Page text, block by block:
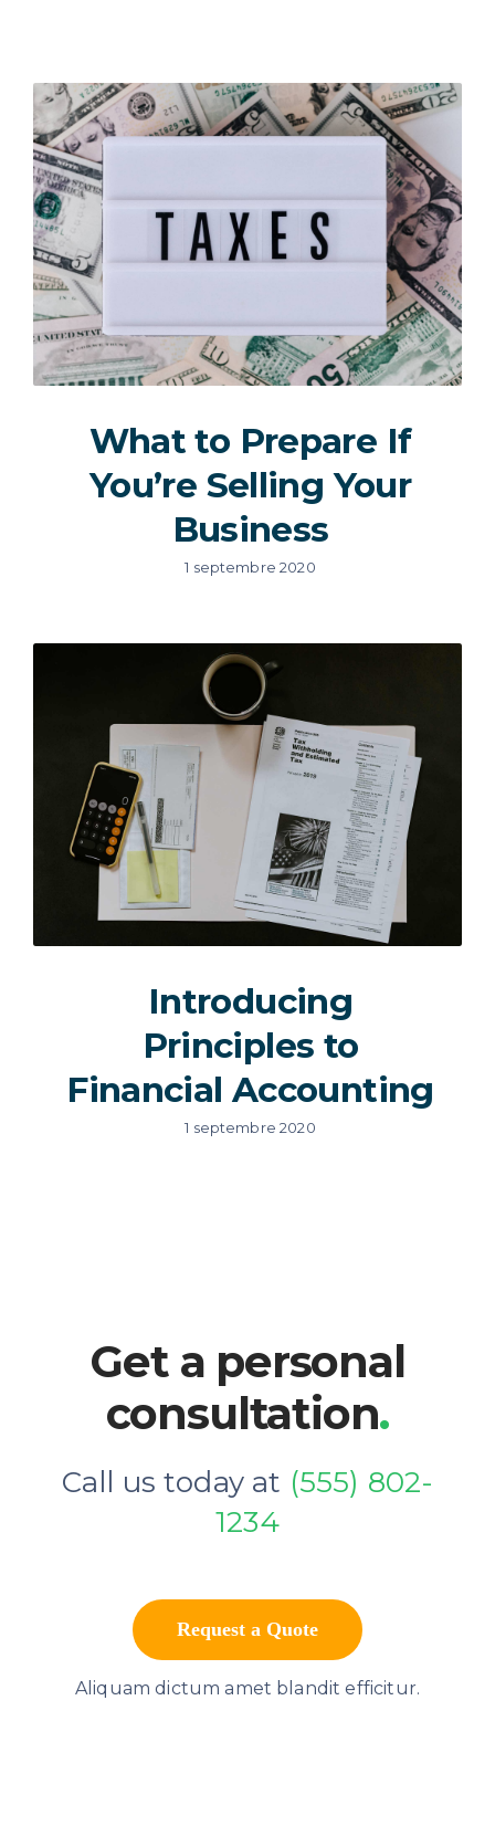
What to Prepare If
You’re Selling Your
Business
1 septembre 2020
Introducing
Principles to
Financial Accounting
1 septembre 2020
Get a personal
consultation.
Call us today at (555) 802-
1234
Request a Quote
Aliquam dictum amet blandit efficitur.